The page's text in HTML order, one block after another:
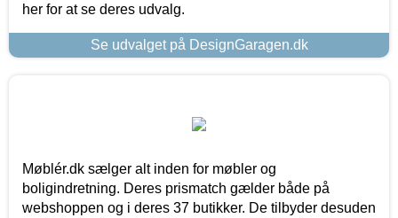
her for at se deres udvalg.
Se udvalget på DesignGaragen.dk
Møblér.dk sælger alt inden for møbler og
boligindretning. Deres prismatch gælder både på
webshoppen og i deres 37 butikker. De tilbyder desuden